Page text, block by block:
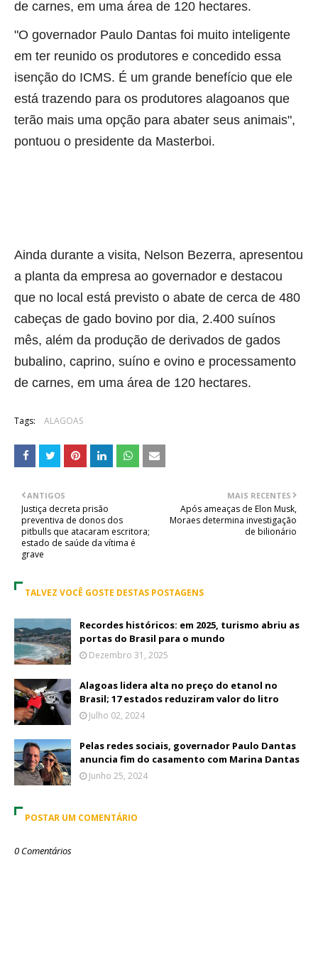
de carnes, em uma área de 120 hectares.
"O governador Paulo Dantas foi muito inteligente
em ter reunido os produtores e concedido essa
isenção do ICMS. É um grande benefício que ele
está trazendo para os produtores alagoanos que
terão mais uma opção para abater seus animais",
pontuou o presidente da Masterboi.
Ainda durante a visita, Nelson Bezerra, apresentou
a planta da empresa ao governador e destacou
que no local está previsto o abate de cerca de 480
cabeças de gado bovino por dia, 2.400 suínos
mês, além da produção de derivados de gados
bubalino, caprino, suíno e ovino e processamento
de carnes, em uma área de 120 hectares.
Tags: ALAGOAS
MAIS RECENTES
Após ameaças de Elon Musk,
Moraes determina investigação
de bilionário
ANTIGOS
Justiça decreta prisão
preventiva de donos dos
pitbulls que atacaram escritora;
estado de saúde da vítima é
grave
TALVEZ VOCÊ GOSTE DESTAS POSTAGENS
Recordes históricos: em 2025, turismo abriu as
portas do Brasil para o mundo
Dezembro 31, 2025
Alagoas lidera alta no preço do etanol no
Brasil; 17 estados reduziram valor do litro
Julho 02, 2024
Pelas redes sociais, governador Paulo Dantas
anuncia fim do casamento com Marina Dantas
Junho 25, 2024
POSTAR UM COMENTÁRIO
0 Comentários